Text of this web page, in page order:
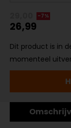
-7%
26,99
Dit product is in
momenteel